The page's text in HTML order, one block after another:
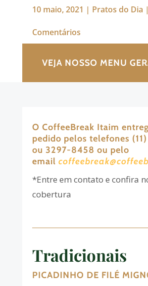
10 maio, 2021 | Pratos do Dia |
Comentários
VEJA NOSSO MENU
O CoffeeBreak Itaim
pedido pelos telefones
ou 3297-8458 ou pelo
email
*Entre em contato e confira
cobertura
Tradicionais
PICADINHO DE FILÉ